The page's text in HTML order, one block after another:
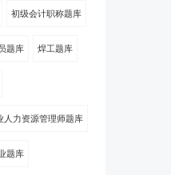
初级会计职称题库
题库 焊工题库
人力资源管理师题库
题库